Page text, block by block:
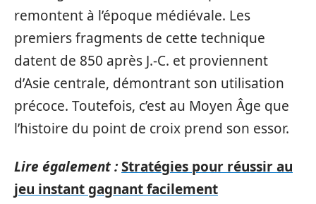
remontent à l’époque médiévale. Les
premiers fragments de cette technique
datent de 850 après J.-C. et proviennent
d’Asie centrale, démontrant son utilisation
précoce. Toutefois, c’est au Moyen Âge que
l’histoire du point de croix prend son essor.
Lire également :Stratégies pour réussir au
jeu instant gagnant facilement